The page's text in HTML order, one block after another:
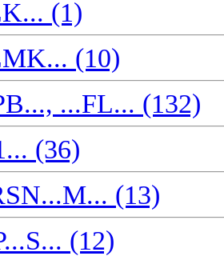
(1)
(10)
...FL... (132)
(36)
(13)
(12)